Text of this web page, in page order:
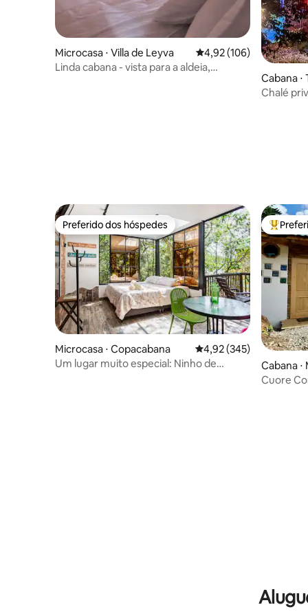
Microcasa ⋅ Villa de Leyva 4,92 de uma avaliação
4,92 (106)
Linda cabana - vista para a aldeia,
Cabana ⋅
Chalé
Preferido dos hóspedes
Preferido dos hóspedes
Microcasa ⋅ Copacabana 4,92 de uma avaliação
4,92 (345)
Um lugar muito especial: Ninho de
Entre
Cabana ⋅
Cuore